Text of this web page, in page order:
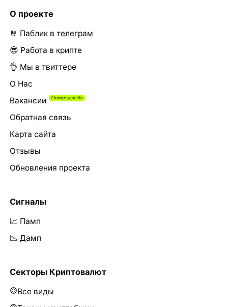
О проекте
🤘 Паблик в телеграм
😎 Работа в крипте
👌 Мы в твиттере
О Нас
Вакансии
Обратная связь
Карта сайта
Отзывы
Обновления проекта
Сигналы
📈 Памп
📉 Дамп
Секторы Криптовалют
Все виды